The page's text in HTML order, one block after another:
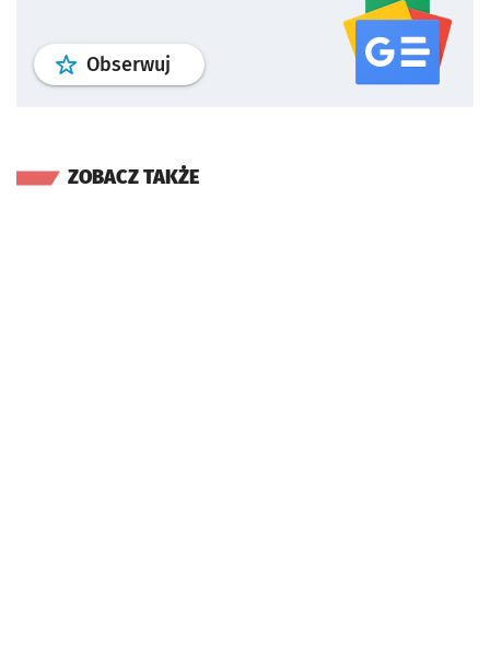
Obserwuj profil serwisu
ZOBACZ TAKŻE